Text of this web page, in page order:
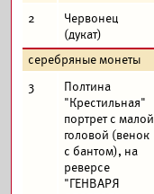
2
Червонец
(дукат)
серебряные монеты
3
Полтина
"Крестильная"
портрет с малой
головой (венок
с бантом), на
реверсе
"ГЕНВАРЯ